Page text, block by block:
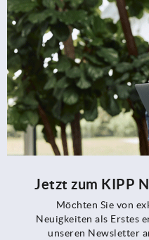
Jetzt zum KIPP
Möchten Sie von
Neuigkeiten als Erstes
unseren Newsletter